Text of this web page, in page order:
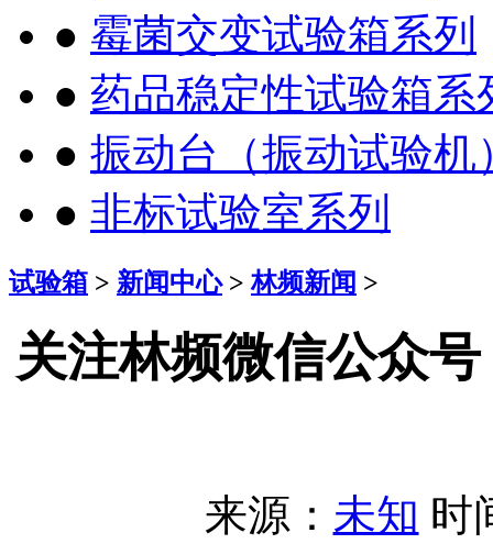
● 霉菌交变试验箱系列
● 药品稳定性试验箱系
● 振动台（振动试验机
● 非标试验室系列
试验箱 > 新闻中心>林频新闻 >
关注林频微信公众
来源： 未知 时